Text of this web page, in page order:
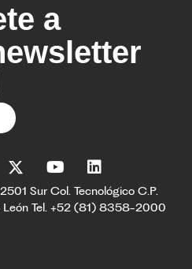
a
Sur Col. Tecnológico C.P.
Tel. +52 (81) 8358-2000